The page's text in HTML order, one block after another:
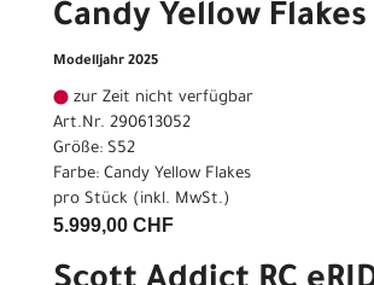
Candy Yellow Flakes
Modelljahr 2025
zur Zeit nicht verfügbar
Art.Nr. 290613052
Größe: S52
Farbe: Candy Yellow Flakes
pro Stück (inkl. MwSt.)
5.999,00 CHF